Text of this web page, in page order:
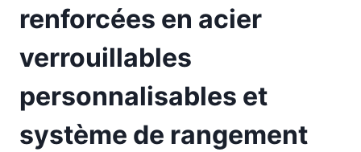
renforcées en acier
verrouillables
personnalisables et
système de rangement